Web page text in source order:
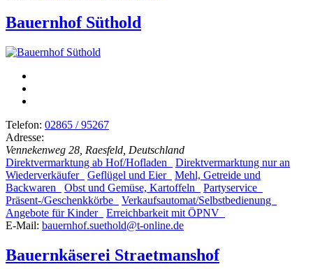
Bauernhof Süthold
Telefon: 02865 / 95267
Adresse:
Vennekenweg 28, Raesfeld, Deutschland
Direktvermarktung ab Hof/Hofladen
Direktvermarktung nur an
Wiederverkäufer
Geflügel und Eier
Mehl, Getreide und
Backwaren
Obst und Gemüse, Kartoffeln
Partyservice
Präsent-/Geschenkkörbe
Verkaufsautomat/Selbstbedienung
Angebote für Kinder
Erreichbarkeit mit ÖPNV
E-Mail: bauernhof.suethold@t-online.de
Bauernkäserei Straetmanshof